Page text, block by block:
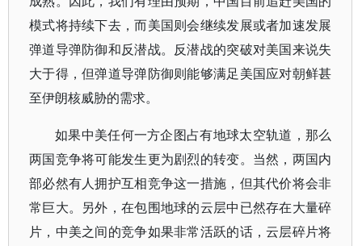
模式将持续下去，而美国则会继续发展或者加速发展
弹道导弹防御和反潜战。反潜战的突破对美国来说失
大于得，但弹道导弹防御则能够满足美国应对朝鲜甚
至伊朗核威胁的需求。
如果中美任何一方企图占有地球太空轨道，那么
两国竞争将可能发生更为剧烈的转变。当然，两国内
部必然有人拥护互相竞争这一措施，但其代价将会非
常巨大。另外，在包围地球的云层中已然存在大量碎
片，中美之间的竞争如果非常活跃的话，云层碎片将